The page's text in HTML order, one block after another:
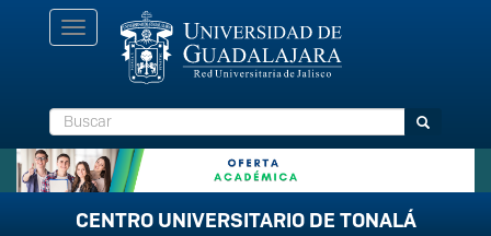
Toggle
navigation
Buscar Buscar
CENTRO UNIVERSITARIO DE TONALÁ